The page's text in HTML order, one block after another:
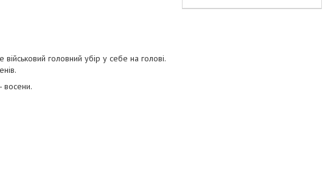
військовий головний убір у себе на голові.
восени.